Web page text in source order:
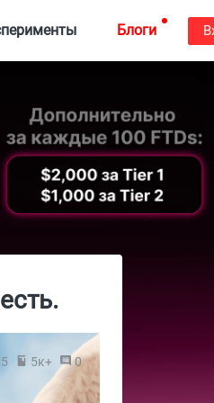
Блоги
5к+ 0